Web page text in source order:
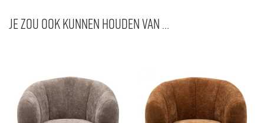
Je zou ook kunnen houden van …